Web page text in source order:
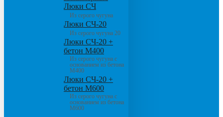
Люки СЧ
Из серого чугуна
Люки СЧ-20
Из серого чугуна 20
Люки СЧ-20 +
бетон М400
Из серого чугуна с
основанием из бетона
М400
Люки СЧ-20 +
бетон М600
Из серого чугуна с
основанием из бетона
М600